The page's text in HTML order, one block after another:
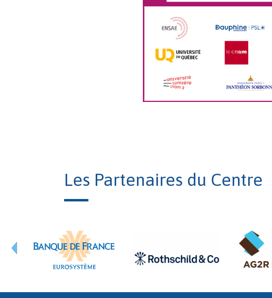
Les Partenaires du Centre